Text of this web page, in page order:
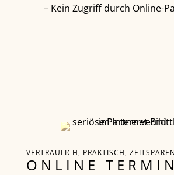
– Kein Zugriff durch Online-
VERTRAULICH, PRAKTISCH,
ONLINE